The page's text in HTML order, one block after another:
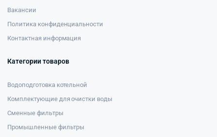
Вакансии
Политика конфиденциальности
Контактная информация
Категории товаров
Водоподготовка котельной
Комплектующие для очистки воды
Сменные фильтры
Промышленные фильтры